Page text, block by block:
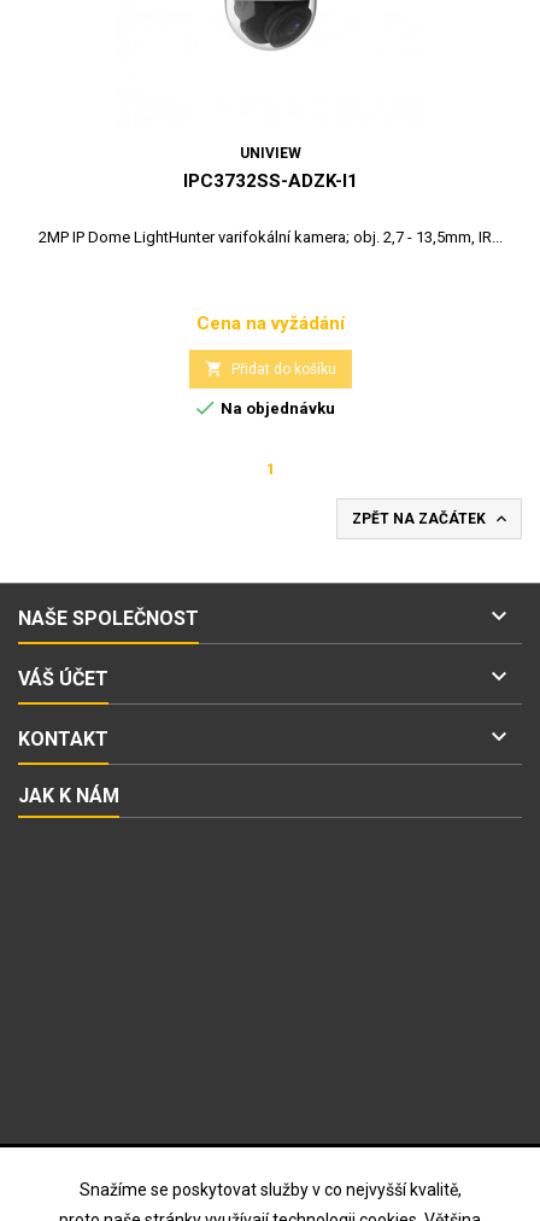
Snažíme se poskytovat služby v co nejvyšší kvalitě,
UNIVIEW
IPC3732SS-ADZK-I1
2MP IP Dome LightHunter varifokální kamera; obj. 2,7 - 13,5mm, IR...
Cena
Cena na vyžádání
 Přidat do košíku
 Na objednávku
1
ZPĚT NA ZAČÁTEK 
NAŠE SPOLEČNOST 
VÁŠ ÚČET 
KONTAKT 
JAK K NÁM